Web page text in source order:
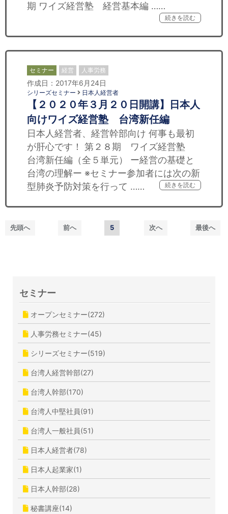
期 ワイズ経営塾 経営基本編 ……
続きを読む
セミナー 経営 人事労務
作成日：2017年6月24日
シリーズセミナー 日本人経営者
【２０２０年３月２０日開講】日本人
向けワイズ経営塾 台湾新任編
日本人経営者、経営幹部向け 何事も最初
が肝心です！ 第２８期 ワイズ経営塾
台湾新任編（全５単元） ー経営の基礎と
台湾の理解ー ※セミナー参加者には次の新
型肺炎予防対策を行って ……
続きを読む
先頭へ 前へ 5 次へ 最後へ
セミナー
オープンセミナー(272)
人事労務セミナー(45)
シリーズセミナー(519)
台湾人経営幹部(27)
台湾人幹部(170)
台湾人中堅社員(91)
台湾人一般社員(51)
日本人経営者(78)
日本人起業家(1)
日本人幹部(28)
秘書講座(14)